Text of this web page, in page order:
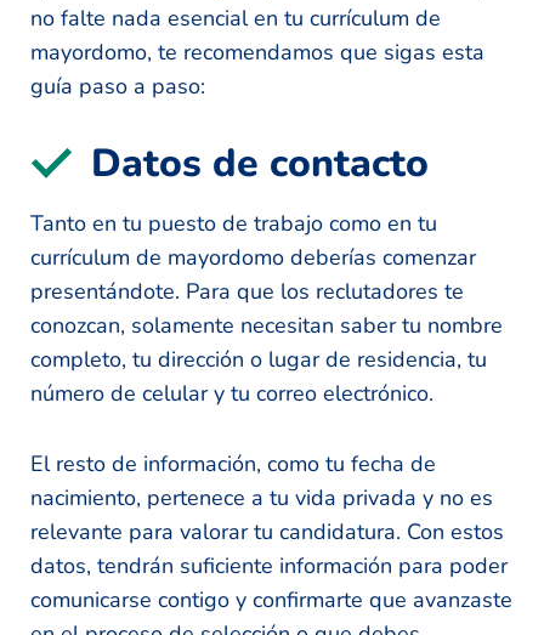
no falte nada esencial en tu currículum de
mayordomo, te recomendamos que sigas esta
guía paso a paso:
Datos de contacto
Tanto en tu puesto de trabajo como en tu
currículum de mayordomo deberías comenzar
presentándote. Para que los reclutadores te
conozcan, solamente necesitan saber tu nombre
completo, tu dirección o lugar de residencia, tu
número de celular y tu correo electrónico.
El resto de información, como tu fecha de
nacimiento, pertenece a tu vida privada y no es
relevante para valorar tu candidatura. Con estos
datos, tendrán suficiente información para poder
comunicarse contigo y confirmarte que avanzaste